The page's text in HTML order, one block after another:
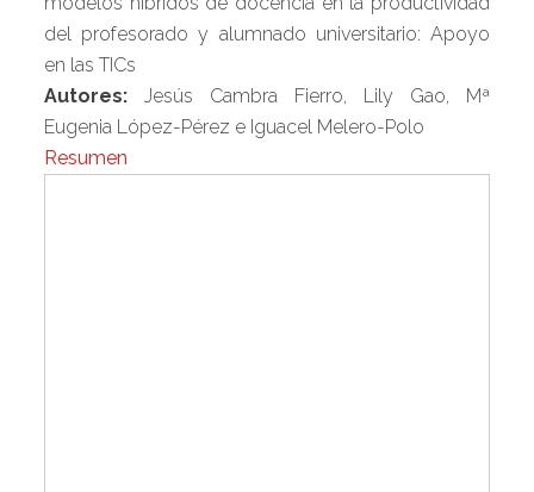
del profesorado y alumnado universitario: Apoyo
en las TICs
Autores:Jesús Cambra Fierro, Lily Gao, Mª
Eugenia López-Pérez e Iguacel Melero-Polo
Resumen